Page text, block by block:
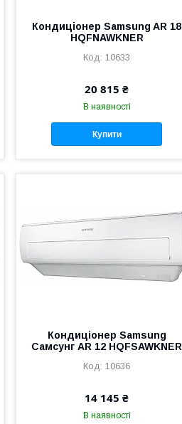
Кондиціонер Samsung AR 18
HQFNAWKNER
10633
20 815 ₴
В наявності
Купити
Кондиціонер Samsung
Самсунг AR 12 HQFSAWKNER
10636
14 145 ₴
В наявності